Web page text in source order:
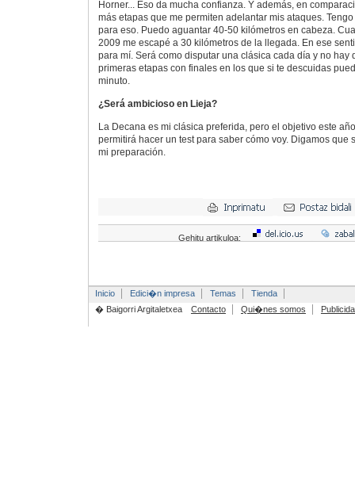
Horner... Eso da mucha confianza. Y además, en
más etapas que me permiten adelantar mis ataques.
para eso. Puedo aguantar 40-50 kilómetros en cabeza.
2009 me escapé a 30 kilómetros de la llegada. En ese
para mí. Será como disputar una clásica cada día y no hay
primeras etapas con finales en los que si te descuidas
minuto.
¿Será ambicioso en Lieja?
La Decana es mi clásica preferida, pero el objetivo este
permitirá hacer un test para saber cómo voy. Digamos que
mi preparación.
Gehitu artikuloa:
Inicio Edici�n impresa Temas
Tienda
� Baigorri Argitaletxea
Contacto Qui�nes somos